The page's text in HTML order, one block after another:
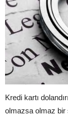
Kredi kartı
olmazsa olmaz bir